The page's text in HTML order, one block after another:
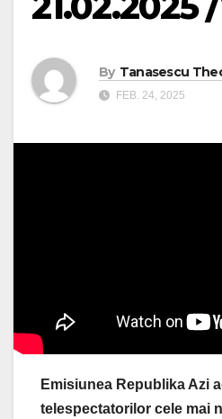
By Tanasescu
FEB. 24, 2025
Emisiunea Republika Azi
telespectatorilor cele mai